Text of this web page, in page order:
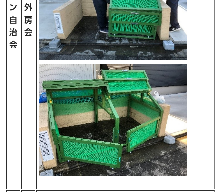
ン
自
治
会
外
房
会